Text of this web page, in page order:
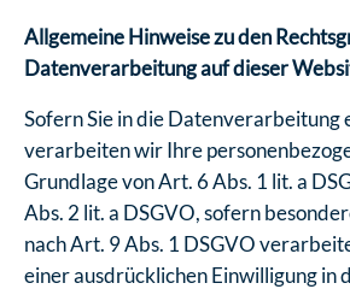
Allgemeine Hinweise zu den
Datenverarbeitung auf dieser
Sofern Sie in die Datenverarbeitung
verarbeiten wir Ihre
Grundlage von Art. 6 Abs. 1 lit. a
Abs. 2 lit. a DSGVO, sofern
nach Art. 9 Abs. 1 DSGVO
einer ausdrücklichen Einwilligung in